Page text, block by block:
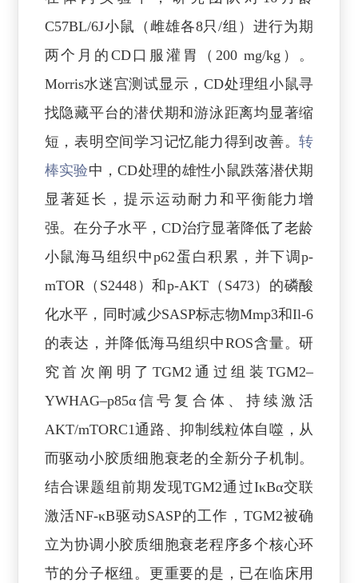
C57BL/6J小鼠（雌雄各8只/组）进行为期
两个月的CD口服灌胃（200 mg/kg）。
Morris水迷宫测试显示，CD处理组小鼠寻
找隐藏平台的潜伏期和游泳距离均显著缩
短，表明空间学习记忆能力得到改善。转
棒实验中，CD处理的雄性小鼠跌落潜伏期
显著延长，提示运动耐力和平衡能力增
强。在分子水平，CD治疗显著降低了老龄
小鼠海马组织中p62蛋白积累，并下调p-
mTOR（S2448）和p-AKT（S473）的磷酸
化水平，同时减少SASP标志物Mmp3和Il-6
的表达，并降低海马组织中ROS含量。研
究首次阐明了TGM2通过组装TGM2–
YWHAG–p85α信号复合体、持续激活
AKT/mTORC1通路、抑制线粒体自噬，从
而驱动小胶质细胞衰老的全新分子机制。
结合课题组前期发现TGM2通过IκBα交联
激活NF-κB驱动SASP的工作，TGM2被确
立为协调小胶质细胞衰老程序多个核心环
节的分子枢纽。更重要的是，已在临床用